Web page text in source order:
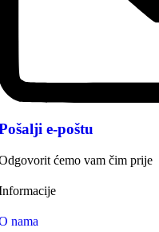
e-poštu
ćemo vam čim prije
nama